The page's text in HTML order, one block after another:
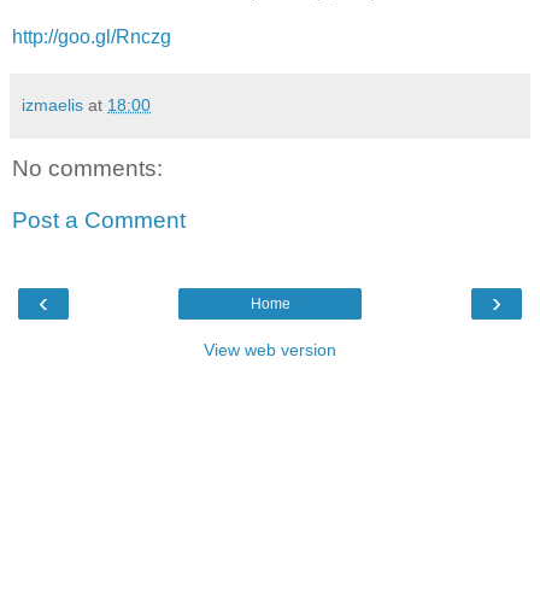
http://goo.gl/Rnczg
izmaelis at 18:00
No comments:
Post a Comment
‹ ›
Home
View web version